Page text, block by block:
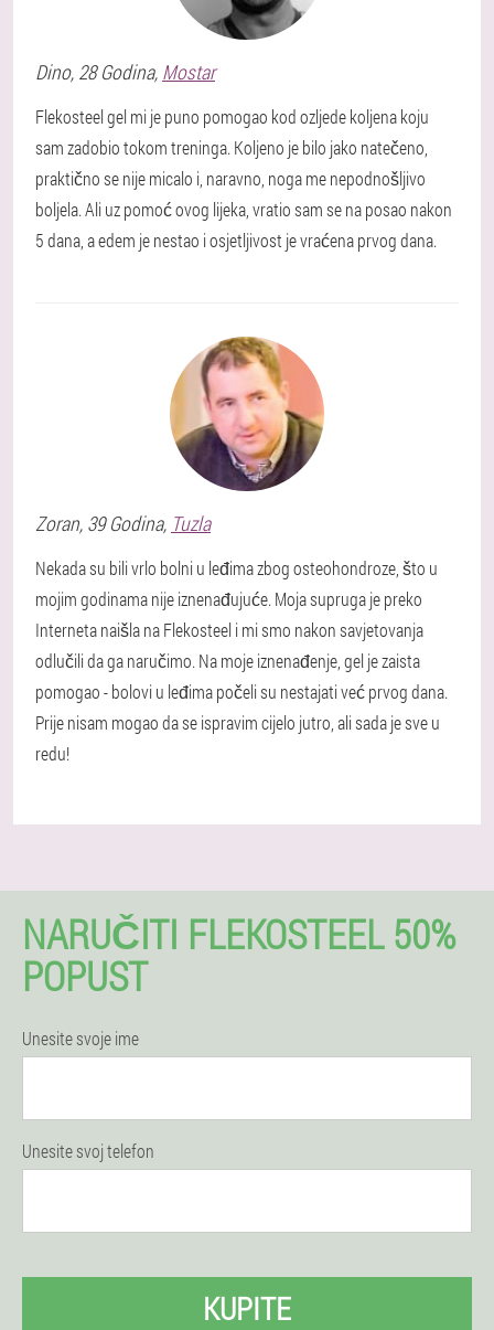
Dino, 28 Godina, Mostar
Flekosteel gel mi je puno pomogao kod ozljede koljena koju
sam zadobio tokom treninga. Koljeno je bilo jako natečeno,
praktično se nije micalo i, naravno, noga me nepodnošljivo
boljela. Ali uz pomoć ovog lijeka, vratio sam se na posao nakon
5 dana, a edem je nestao i osjetljivost je vraćena prvog dana.
Zoran, 39 Godina, Tuzla
Nekada su bili vrlo bolni u leđima zbog osteohondroze, što u
mojim godinama nije iznenađujuće. Moja supruga je preko
Interneta naišla na Flekosteel i mi smo nakon savjetovanja
odlučili da ga naručimo. Na moje iznenađenje, gel je zaista
pomogao - bolovi u leđima počeli su nestajati već prvog dana.
Prije nisam mogao da se ispravim cijelo jutro, ali sada je sve u
redu!
NARUČITI FLEKOSTEEL 50%
POPUST
Unesite svoje ime
Unesite svoj telefon
KUPITE